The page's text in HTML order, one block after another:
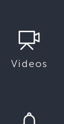
Videos